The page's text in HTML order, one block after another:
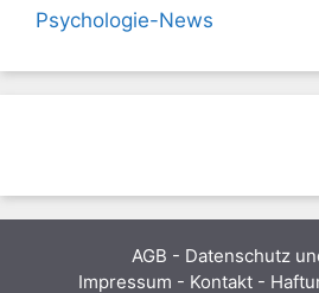
Psychologie-News
AGB - Datenschutz
Impressum - Kontakt -